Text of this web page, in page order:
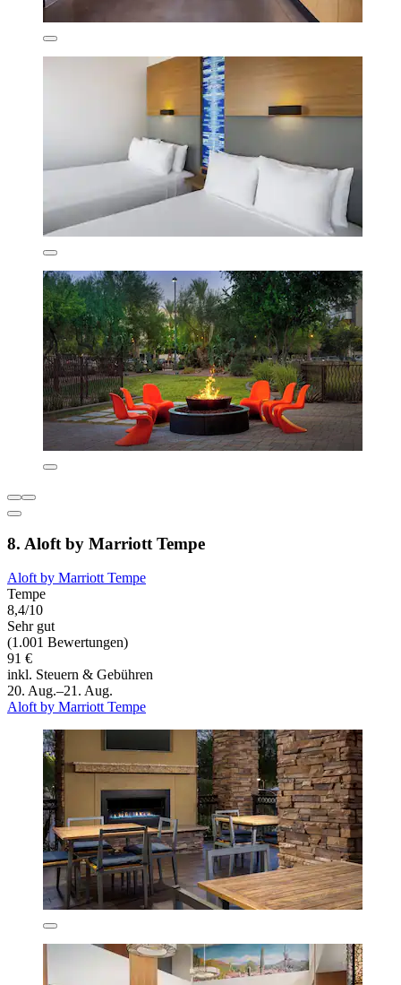
8. Aloft by Marriott Tempe
Aloft by Marriott Tempe
Tempe
8,4/10
Sehr gut
(1.001 Bewertungen)
91 €
inkl. Steuern & Gebühren
20. Aug.–21. Aug.
Aloft by Marriott Tempe